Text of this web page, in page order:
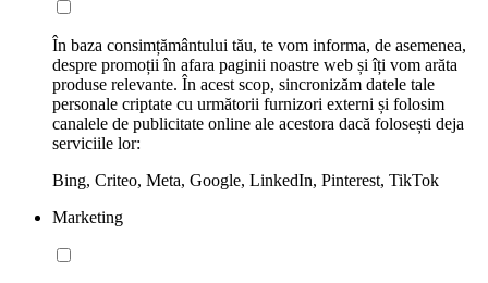
În baza consimțământului tău, te vom informa, de asemenea,
despre promoții în afara paginii noastre web și îți vom arăta
produse relevante. În acest scop, sincronizăm datele tale
personale criptate cu următorii furnizori externi și folosim
canalele de publicitate online ale acestora dacă folosești deja
serviciile lor:
Bing, Criteo, Meta, Google, LinkedIn, Pinterest, TikTok
Marketing